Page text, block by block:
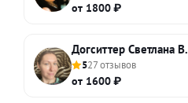
от 1800 ₽
Догситтер Светлана В.
527 отзывов
от 1600 ₽